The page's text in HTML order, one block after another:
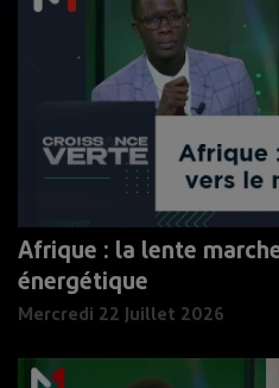
Afrique : la lente
énergétique
Mercredi 22 Juillet 2026